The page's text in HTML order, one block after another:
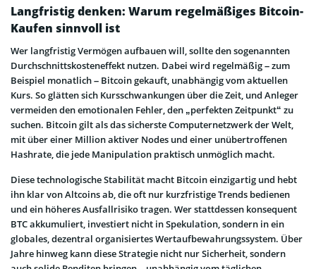
Langfristig denken: Warum regelmäßiges Bitcoin-
Kaufen sinnvoll ist
Wer langfristig Vermögen aufbauen will, sollte den sogenannten
Durchschnittskosteneffekt nutzen. Dabei wird regelmäßig – zum
Beispiel monatlich – Bitcoin gekauft, unabhängig vom aktuellen
Kurs. So glätten sich Kursschwankungen über die Zeit, und Anleger
vermeiden den emotionalen Fehler, den „perfekten Zeitpunkt“ zu
suchen. Bitcoin gilt als das sicherste Computernetzwerk der Welt,
mit über einer Million aktiver Nodes und einer unübertroffenen
Hashrate, die jede Manipulation praktisch unmöglich macht.
Diese technologische Stabilität macht Bitcoin einzigartig und hebt
ihn klar von Altcoins ab, die oft nur kurzfristige Trends bedienen
und ein höheres Ausfallrisiko tragen. Wer stattdessen konsequent
BTC akkumuliert, investiert nicht in Spekulation, sondern in ein
globales, dezentral organisiertes Wertaufbewahrungssystem. Über
Jahre hinweg kann diese Strategie nicht nur Sicherheit, sondern